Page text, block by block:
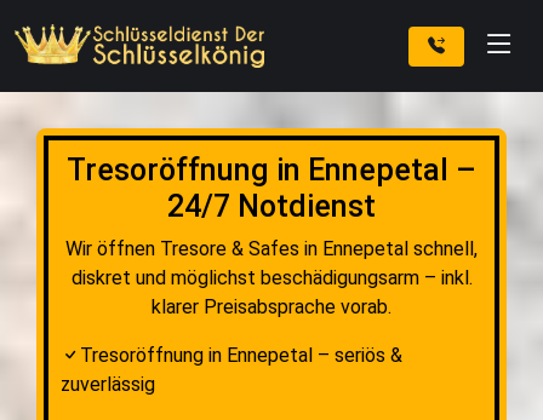
Tresoröffnung in Ennepetal –
24/7 Notdienst
Wir öffnen Tresore & Safes in Ennepetal schnell,
diskret und möglichst beschädigungsarm – inkl.
klarer Preisabsprache vorab.
Tresoröffnung in Ennepetal – seriös &
zuverlässig